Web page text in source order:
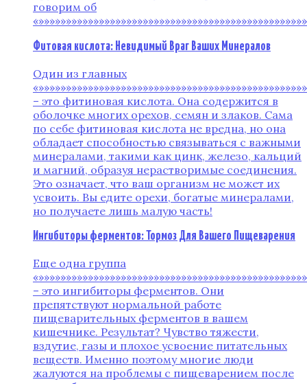
говорим об
Фитовая кислота: Невидимый Враг Ваших Минералов
Один из главных
– это фитиновая кислота. Она содержится в
оболочке многих орехов, семян и злаков. Сама
по себе фитиновая кислота не вредна, но она
обладает способностью связываться с важными
минералами, такими как цинк, железо, кальций
и магний, образуя нерастворимые соединения.
Это означает, что ваш организм не может их
усвоить. Вы едите орехи, богатые минералами,
но получаете лишь малую часть!
Ингибиторы ферментов: Тормоз Для Вашего Пищеварения
Еще одна группа
– это ингибиторы ферментов. Они
препятствуют нормальной работе
пищеварительных ферментов в вашем
кишечнике. Результат? Чувство тяжести,
вздутие, газы и плохое усвоение питательных
веществ. Именно поэтому многие люди
жалуются на проблемы с пищеварением после